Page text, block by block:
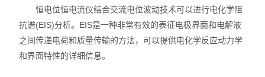
恒电位恒电流仪结合交流电位波动技术可以进行电化学阻
抗谱(EIS)分析。EIS是一种非常有效的表征电极界面和电解液
之间传递电荷和质量传输的方法，可以提供电化学反应动力学
和界面特性的详细信息。